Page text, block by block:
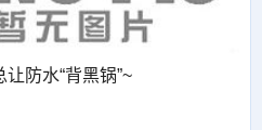
防水“背黑锅”~